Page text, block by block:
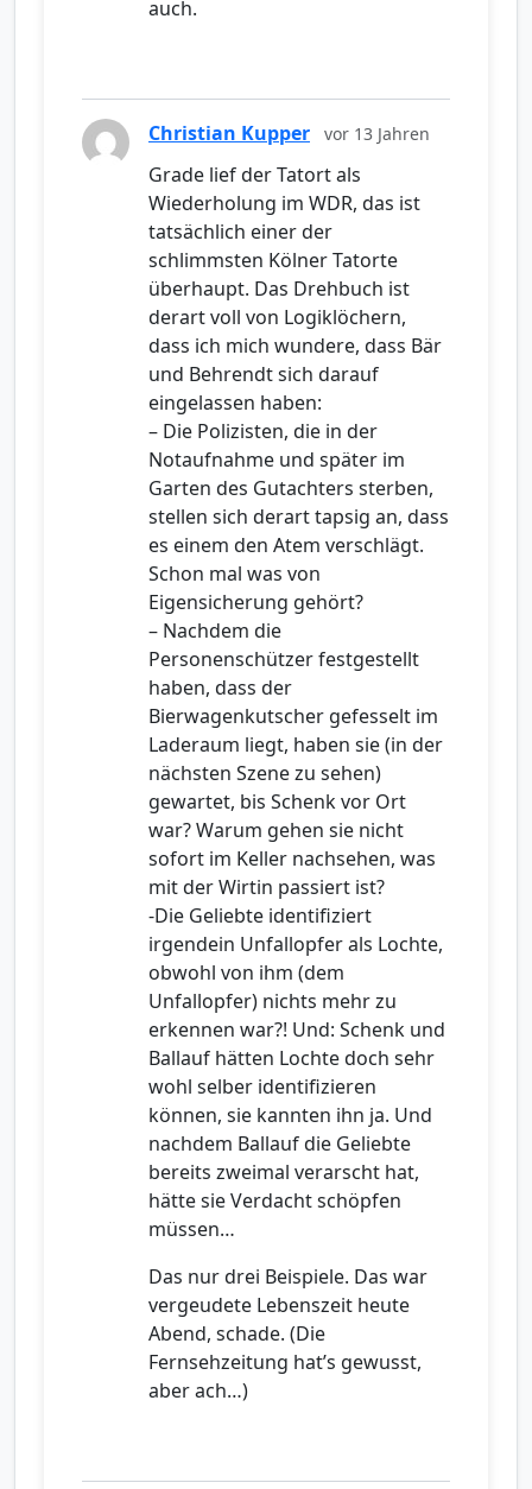
auch.
Christian Kupper vor 13 Jahren
Grade lief der Tatort als
Wiederholung im WDR, das ist
tatsächlich einer der
schlimmsten Kölner Tatorte
überhaupt. Das Drehbuch ist
derart voll von Logiklöchern,
dass ich mich wundere, dass Bär
und Behrendt sich darauf
eingelassen haben:
– Die Polizisten, die in der
Notaufnahme und später im
Garten des Gutachters sterben,
stellen sich derart tapsig an, dass
es einem den Atem verschlägt.
Schon mal was von
Eigensicherung gehört?
– Nachdem die
Personenschützer festgestellt
haben, dass der
Bierwagenkutscher gefesselt im
Laderaum liegt, haben sie (in der
nächsten Szene zu sehen)
gewartet, bis Schenk vor Ort
war? Warum gehen sie nicht
sofort im Keller nachsehen, was
mit der Wirtin passiert ist?
-Die Geliebte identifiziert
irgendein Unfallopfer als Lochte,
obwohl von ihm (dem
Unfallopfer) nichts mehr zu
erkennen war?! Und: Schenk und
Ballauf hätten Lochte doch sehr
wohl selber identifizieren
können, sie kannten ihn ja. Und
nachdem Ballauf die Geliebte
bereits zweimal verarscht hat,
hätte sie Verdacht schöpfen
müssen…
Das nur drei Beispiele. Das war
vergeudete Lebenszeit heute
Abend, schade. (Die
Fernsehzeitung hat’s gewusst,
aber ach…)